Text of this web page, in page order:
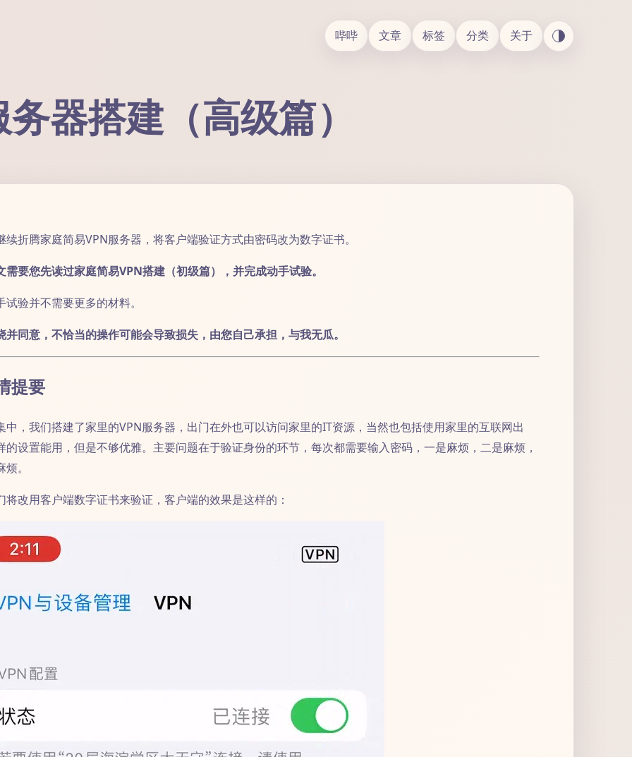
哔哔 文章 标签 分类 关于
器搭建（高级篇）
续折腾家庭简易VPN服务器，将客户端验证方式由密码改为数字证书。
需要您先读过家庭简易VPN搭建（初级篇） ，并完成动手试验。
试验并不需要更多的材料。
并同意，不恰当的操作可能会导致损失，由您自己承担，与我无瓜。
提要
中，我们搭建了家里的VPN服务器，出门在外也可以访问家里的IT资源，当然也包括使用家里的互联网出
的设置能用，但是不够优雅。主要问题在于验证身份的环节，每次都需要输入密码，一是麻烦，二是麻烦，
。
将改用客户端数字证书来验证，客户端的效果是这样的：